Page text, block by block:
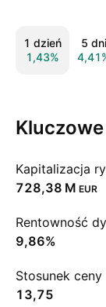
1 dzień
1,43%
5 dni
Kluczowe
Kapitalizacja
‪728,38 M‬ EUR
Rentowność
9,86%
Stosunek
13,75